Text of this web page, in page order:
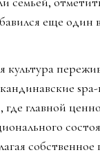
еще один
культура
главной